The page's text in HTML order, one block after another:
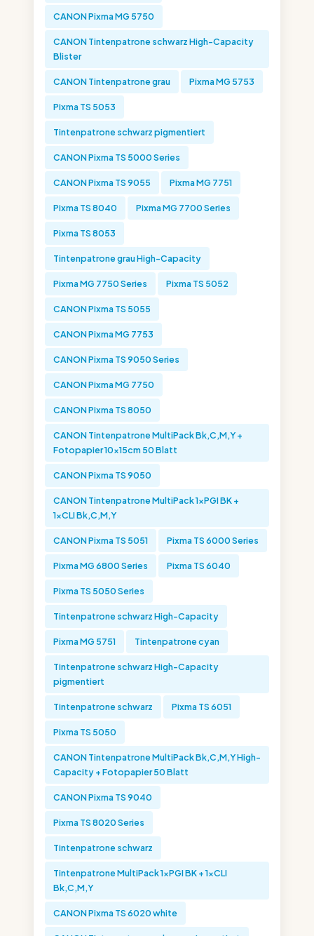
CANON Pixma MG 5750
CANON Tintenpatrone schwarz High-Capacity
Blister
CANON Tintenpatrone grau Pixma MG 5753
Pixma TS 5053
Tintenpatrone schwarz pigmentiert
CANON Pixma TS 5000 Series
CANON Pixma TS 9055 Pixma MG 7751
Pixma TS 8040 Pixma MG 7700 Series
Pixma TS 8053
Tintenpatrone grau High-Capacity
Pixma MG 7750 Series Pixma TS 5052
CANON Pixma TS 5055
CANON Pixma MG 7753
CANON Pixma TS 9050 Series
CANON Pixma MG 7750
CANON Pixma TS 8050
CANON Tintenpatrone MultiPack Bk,C,M,Y +
Fotopapier 10x15cm 50 Blatt
CANON Pixma TS 9050
CANON Tintenpatrone MultiPack 1xPGI BK +
1xCLI Bk,C,M,Y
CANON Pixma TS 5051 Pixma TS 6000 Series
Pixma MG 6800 Series Pixma TS 6040
Pixma TS 5050 Series
Tintenpatrone schwarz High-Capacity
Pixma MG 5751 Tintenpatrone cyan
Tintenpatrone schwarz High-Capacity
pigmentiert
Tintenpatrone schwarz Pixma TS 6051
Pixma TS 5050
CANON Tintenpatrone MultiPack Bk,C,M,Y High-
Capacity + Fotopapier 50 Blatt
CANON Pixma TS 9040
Pixma TS 8020 Series
Tintenpatrone schwarz
Tintenpatrone MultiPack 1xPGI BK + 1xCLI
Bk,C,M,Y
CANON Pixma TS 6020 white